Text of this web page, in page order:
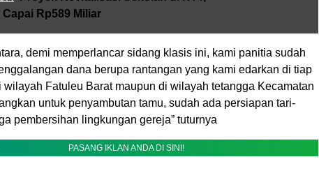
Rp589 Miliar
demi memperlancar sidang klasis ini, kami panitia sudah
dana berupa rantangan yang kami edarkan di tiap
wilayah Fatuleu Barat maupun di wilayah tetangga Kecamatan
untuk penyambutan tamu, sudah ada persiapan tari-
pembersihan lingkungan gereja” tuturnya
PASANG IKLAN ANDA DI SINI!